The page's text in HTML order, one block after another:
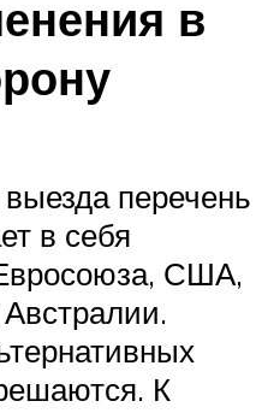
в
перечень
в себя
США,
К